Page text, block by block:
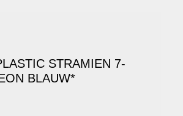
STRAMIEN 7-
BLAUW*